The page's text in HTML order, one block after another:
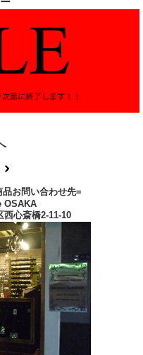
お問い合わせ先=
OSAKA
西心斎橋2-11-10